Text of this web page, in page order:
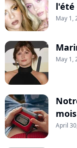
l'été
May 1,
May 1,
April